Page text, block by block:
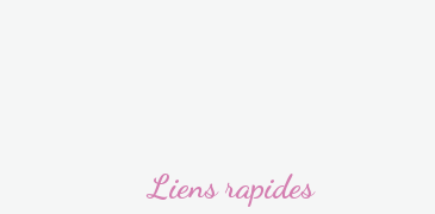
Liens rapides